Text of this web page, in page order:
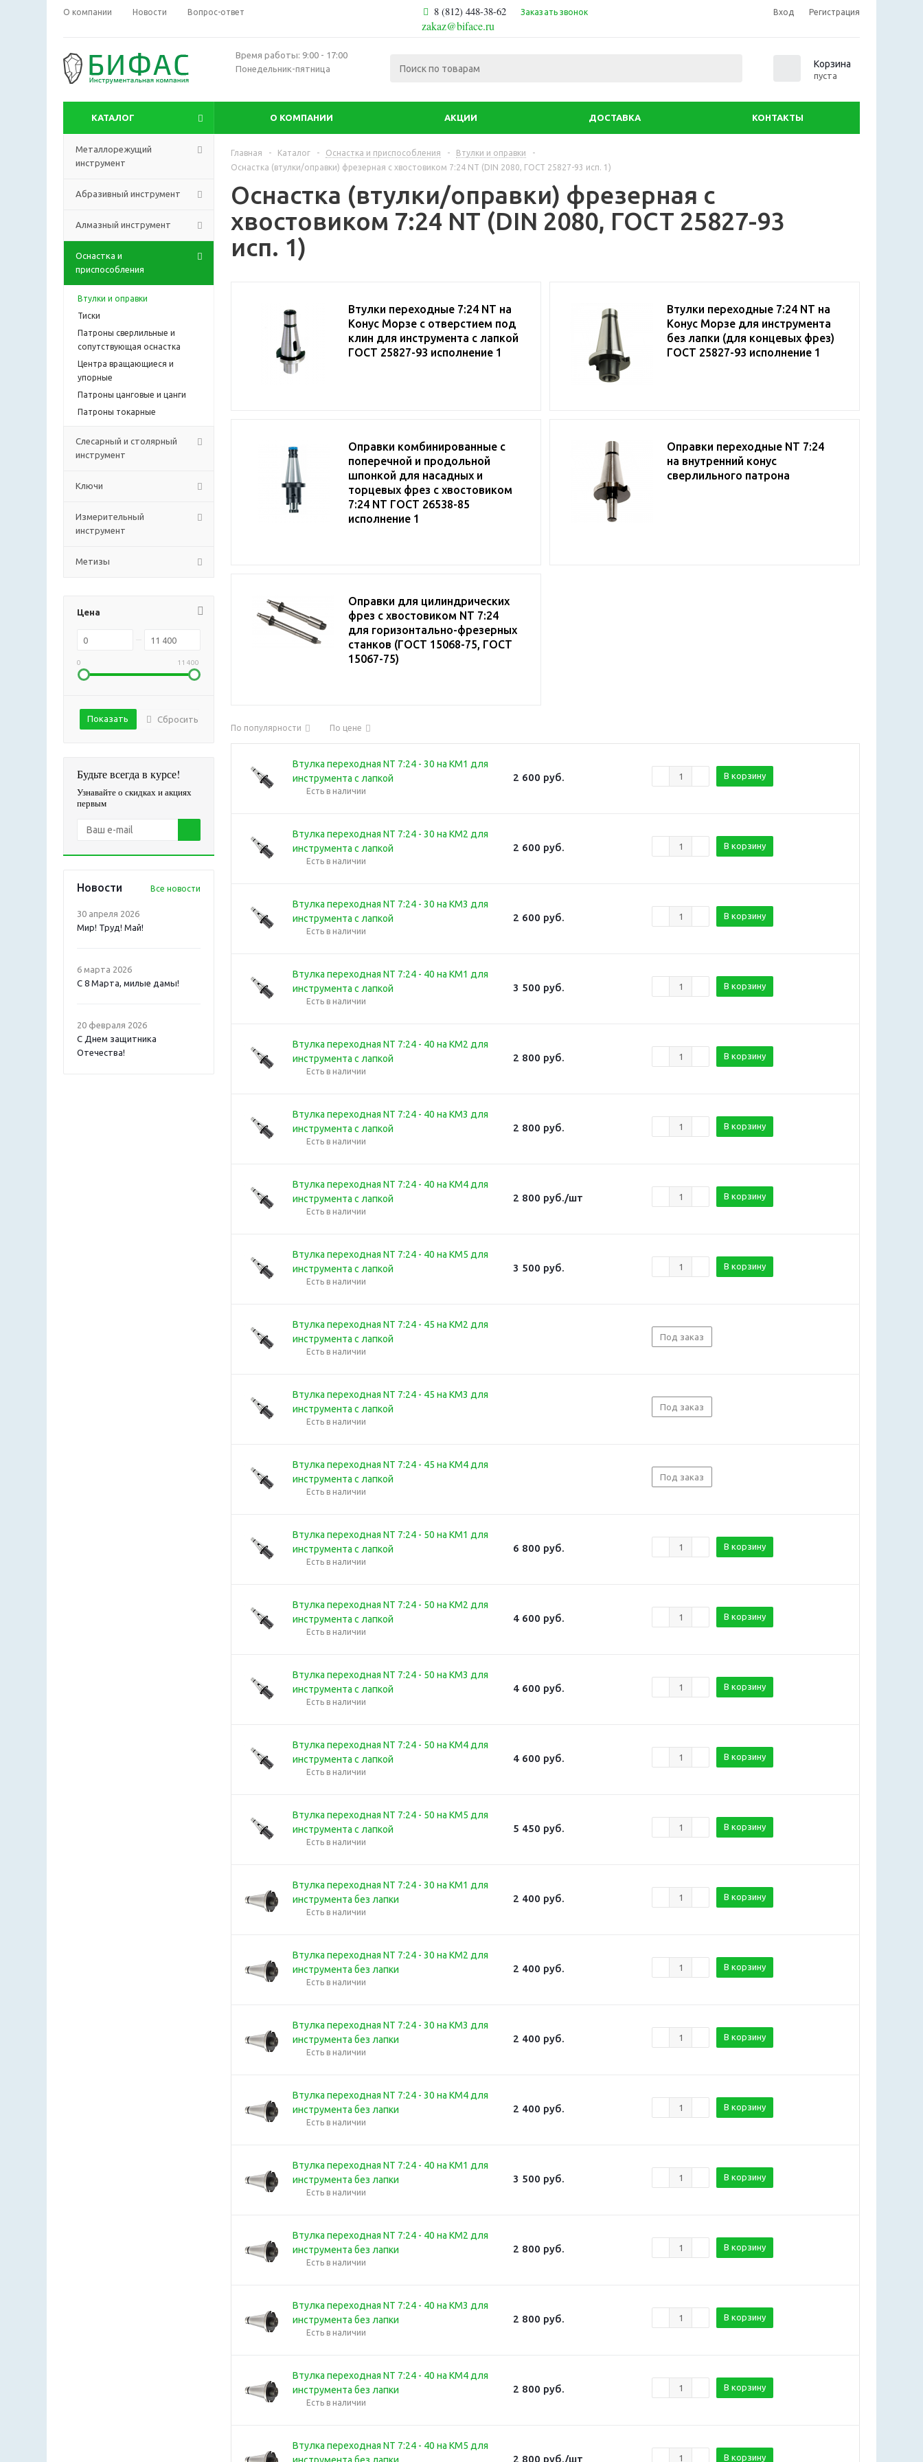
О компании Новости Вопрос-ответ 8 (812) 448-38-62 Заказать звонок
zakaz@biface.ru
Вход Регистрация
Время работы: 9:00 - 17:00
Понедельник-пятница
Корзина
пуста
КАТАЛОГ О КОМПАНИИ АКЦИИ ДОСТАВКА КОНТАКТЫ
Металлорежущий
инструмент
Абразивный инструмент
Алмазный инструмент
Оснастка и
приспособления
Втулки и оправки
Тиски
Патроны сверлильные и
сопутствующая оснастка
Центра вращающиеся и
упорные
Патроны цанговые и цанги
Патроны токарные
Слесарный и столярный
инструмент
Ключи
Измерительный
инструмент
Метизы
Цена
0 11 400
Сбросить
Будьте всегда в курсе!
Узнавайте о скидках и акциях
первым
Новости Все новости
30 апреля 2026
Мир! Труд! Май!
6 марта 2026
С 8 Марта, милые дамы!
20 февраля 2026
С Днем защитника
Отечества!
Главная - Каталог - Оснастка и приспособления - Втулки и оправки
-
Оснастка (втулки/оправки) фрезерная с хвостовиком 7:24 NT (DIN 2080, ГОСТ 25827-93 исп. 1)
Оснастка (втулки/оправки) фрезерная с
хвостовиком 7:24 NT (DIN 2080, ГОСТ 25827-93
исп. 1)
Втулки переходные 7:24 NT на
Конус Морзе с отверстием под
клин для инструмента с лапкой
ГОСТ 25827-93 исполнение 1
Втулки переходные 7:24 NT на
Конус Морзе для инструмента
без лапки (для концевых фрез)
ГОСТ 25827-93 исполнение 1
Оправки комбинированные с
поперечной и продольной
шпонкой для насадных и
торцевых фрез с хвостовиком
7:24 NT ГОСТ 26538-85
исполнение 1
Оправки переходные NT 7:24
на внутренний конус
сверлильного патрона
Оправки для цилиндрических
фрез с хвостовиком NT 7:24
для горизонтально-фрезерных
станков (ГОСТ 15068-75, ГОСТ
15067-75)
По популярности По цене
Втулка переходная NT 7:24 - 30 на КМ1 для
инструмента с лапкой
Есть в наличии
2 600 руб. В корзину
Втулка переходная NT 7:24 - 30 на КМ2 для
инструмента с лапкой
Есть в наличии
2 600 руб. В корзину
Втулка переходная NT 7:24 - 30 на КМ3 для
инструмента с лапкой
Есть в наличии
2 600 руб. В корзину
Втулка переходная NT 7:24 - 40 на КМ1 для
инструмента с лапкой
Есть в наличии
3 500 руб. В корзину
Втулка переходная NT 7:24 - 40 на КМ2 для
инструмента с лапкой
Есть в наличии
2 800 руб. В корзину
Втулка переходная NT 7:24 - 40 на КМ3 для
инструмента с лапкой
Есть в наличии
2 800 руб. В корзину
Втулка переходная NT 7:24 - 40 на КМ4 для
инструмента с лапкой
Есть в наличии
2 800 руб./шт В корзину
Втулка переходная NT 7:24 - 40 на КМ5 для
инструмента с лапкой
Есть в наличии
3 500 руб. В корзину
Втулка переходная NT 7:24 - 45 на КМ2 для
инструмента с лапкой
Есть в наличии
Под заказ
Втулка переходная NT 7:24 - 45 на КМ3 для
инструмента с лапкой
Есть в наличии
Под заказ
Втулка переходная NT 7:24 - 45 на КМ4 для
инструмента с лапкой
Есть в наличии
Под заказ
Втулка переходная NT 7:24 - 50 на КМ1 для
инструмента с лапкой
Есть в наличии
6 800 руб. В корзину
Втулка переходная NT 7:24 - 50 на КМ2 для
инструмента с лапкой
Есть в наличии
4 600 руб. В корзину
Втулка переходная NT 7:24 - 50 на КМ3 для
инструмента с лапкой
Есть в наличии
4 600 руб. В корзину
Втулка переходная NT 7:24 - 50 на КМ4 для
инструмента с лапкой
Есть в наличии
4 600 руб. В корзину
Втулка переходная NT 7:24 - 50 на КМ5 для
инструмента с лапкой
Есть в наличии
5 450 руб. В корзину
Втулка переходная NT 7:24 - 30 на КМ1 для
инструмента без лапки
Есть в наличии
2 400 руб. В корзину
Втулка переходная NT 7:24 - 30 на КМ2 для
инструмента без лапки
Есть в наличии
2 400 руб. В корзину
Втулка переходная NT 7:24 - 30 на КМ3 для
инструмента без лапки
Есть в наличии
2 400 руб. В корзину
Втулка переходная NT 7:24 - 30 на КМ4 для
инструмента без лапки
Есть в наличии
2 400 руб. В корзину
Втулка переходная NT 7:24 - 40 на КМ1 для
инструмента без лапки
Есть в наличии
3 500 руб. В корзину
Втулка переходная NT 7:24 - 40 на КМ2 для
инструмента без лапки
Есть в наличии
2 800 руб. В корзину
Втулка переходная NT 7:24 - 40 на КМ3 для
инструмента без лапки
Есть в наличии
2 800 руб. В корзину
Втулка переходная NT 7:24 - 40 на КМ4 для
инструмента без лапки
Есть в наличии
2 800 руб. В корзину
Втулка переходная NT 7:24 - 40 на КМ5 для
инструмента без лапки
2 800 руб./шт В корзину